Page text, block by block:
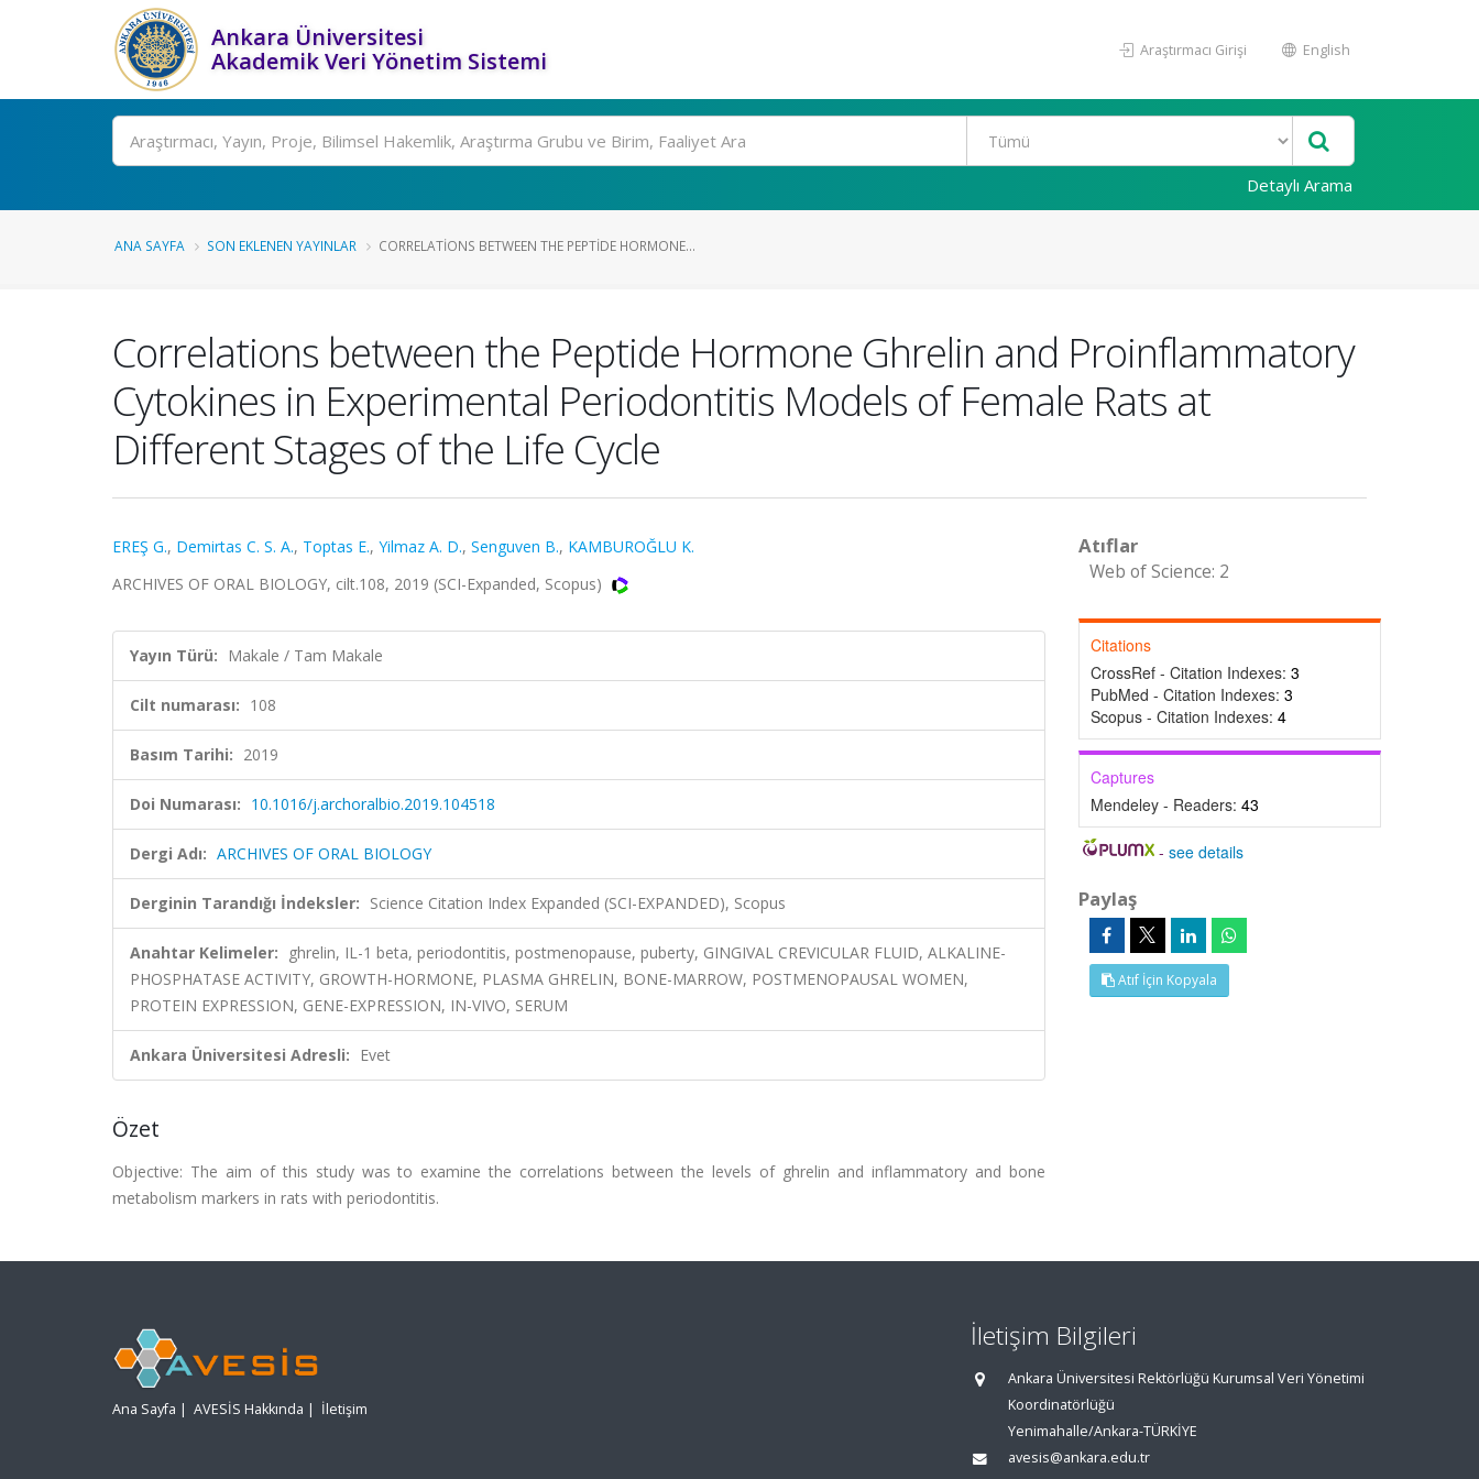
Ankara Üniversitesi
Akademik Veri Yönetim Sistemi
Araştırmacı Girişi English
Ara
Detaylı Arama
ANA SAYFA SON EKLENEN YAYINLAR CORRELATIONS BETWEEN THE PEPTIDE HORMONE...
Correlations between the Peptide Hormone Ghrelin and Proinflammatory
Cytokines in Experimental Periodontitis Models of Female Rats at
Different Stages of the Life Cycle
EREŞ G., Demirtas C. S. A., Toptas E., Yilmaz A. D., Senguven B., KAMBUROĞLU K.
ARCHIVES OF ORAL BIOLOGY, cilt.108, 2019 (SCI-Expanded, Scopus)
Yayın Türü: Makale / Tam Makale
Cilt numarası: 108
Basım Tarihi: 2019
Doi Numarası: 10.1016/j.archoralbio.2019.104518
Dergi Adı: ARCHIVES OF ORAL BIOLOGY
Derginin Tarandığı İndeksler: Science Citation Index Expanded (SCI-EXPANDED), Scopus
Anahtar Kelimeler:
ghrelin, IL-1 beta, periodontitis, postmenopause, puberty, GINGIVAL CREVICULAR FLUID, ALKALINE-
PHOSPHATASE ACTIVITY, GROWTH-HORMONE, PLASMA GHRELIN, BONE-MARROW, POSTMENOPAUSAL WOMEN,
PROTEIN EXPRESSION, GENE-EXPRESSION, IN-VIVO, SERUM
Ankara Üniversitesi Adresli: Evet
Özet
Objective: The aim of this study was to examine the correlations between the levels of ghrelin and inflammatory and bone
metabolism markers in rats with periodontitis.
Atıflar
Web of Science: 2
Citations
CrossRef - Citation Indexes: 3
PubMed - Citation Indexes: 3
Scopus - Citation Indexes: 4
Captures
Mendeley - Readers: 43
-see details
Paylaş
Atıf İçin Kopyala
Ana Sayfa | AVESİS Hakkında | İletişim
İletişim Bilgileri
Ankara Üniversitesi Rektörlüğü Kurumsal Veri Yönetimi
Koordinatörlüğü
Yenimahalle/Ankara-TÜRKİYE
avesis@ankara.edu.tr